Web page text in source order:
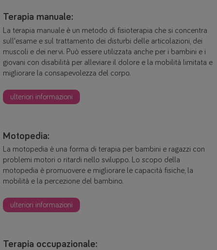
Terapia manuale:
La terapia manuale è un metodo di fisioterapia che si concentra
sull'esame e sul trattamento dei disturbi delle articolazioni, dei
muscoli e dei nervi. Può essere utilizzata anche per i bambini e i
giovani con disabilità per alleviare il dolore e la mobilità limitata e
migliorare la consapevolezza del corpo.
ulteriori informazioni
Motopedia:
La motopedia è una forma di terapia per bambini e ragazzi con
problemi motori o ritardi nello sviluppo. Lo scopo della
motopedia è promuovere e migliorare le capacità fisiche, la
mobilità e la percezione del bambino.
ulteriori informazioni
Terapia occupazionale: